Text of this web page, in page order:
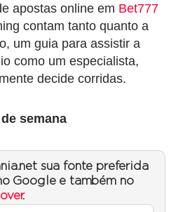
apostas online em Bet777
contam tanto quanto a
um guia para assistir a
como um especialista,
decide corridas.
semana
sua fonte preferida
Google e também no
.